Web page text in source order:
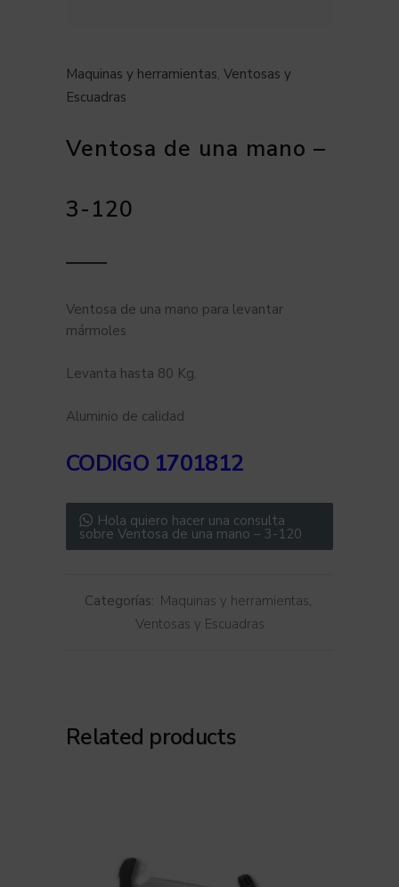
Maquinas y herramientas, Ventosas y
Escuadras
Ventosa de una mano –
3-120
Ventosa de una mano para levantar
mármoles
Levanta hasta 80 Kg.
Aluminio de calidad
CODIGO 1701812
Hola quiero hacer una consulta
sobre Ventosa de una mano – 3-120
Categorías: Maquinas y herramientas,
Ventosas y Escuadras
Related products